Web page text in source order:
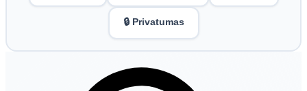
🔒 Privatumas